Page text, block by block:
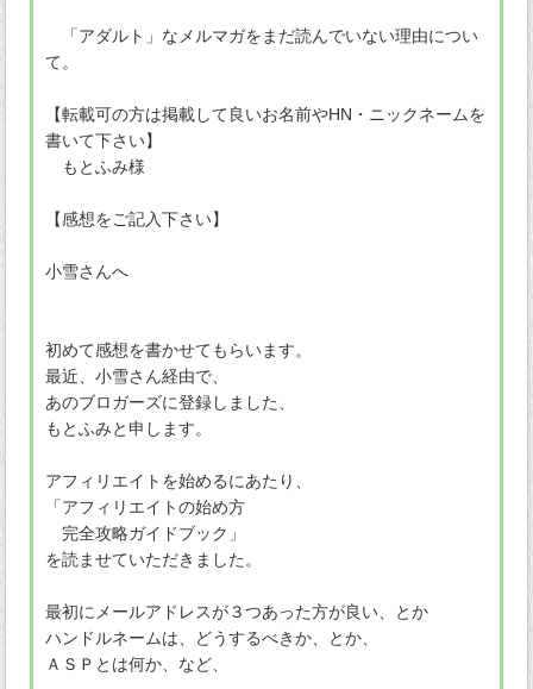
「アダルト」なメルマガをまだ読んでいない理由につい
て。
【転載可の方は掲載して良いお名前やHN・ニックネームを
書いて下さい】
もとふみ様
【感想をご記入下さい】
小雪さんへ
初めて感想を書かせてもらいます。
最近、小雪さん経由で、
あのブロガーズに登録しました、
もとふみと申します。
アフィリエイトを始めるにあたり、
「アフィリエイトの始め方
完全攻略ガイドブック」
を読ませていただきました。
最初にメールアドレスが３つあった方が良い、とか
ハンドルネームは、どうするべきか、とか、
ＡＳＰとは何か、など、